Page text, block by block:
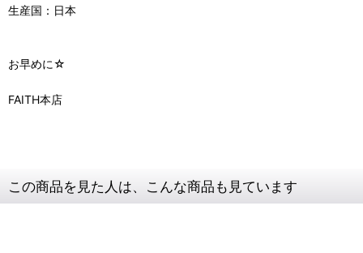
生産国：日本
お早めに☆
FAITH本店
この商品を見た人は、こんな商品も見ています